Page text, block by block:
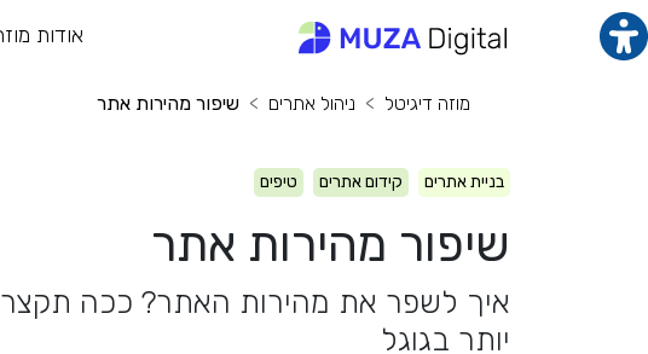
אודות
מוזה דיגיטל ניהול אתרים שיפור מהירות אתר
בניית אתרים קידום אתרים טיפים
שיפור מהירות אתר
איך לשפר את מהירות האתר? ככה תקצרו
יותר בגוגל
תוכן מרכזי מנוע